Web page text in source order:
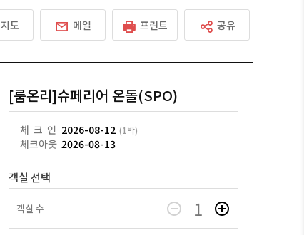
지도 메일 프린트 공유
[룸온리]슈페리어 온돌(SPO)
체크인
체크아웃
2026-08-12 (1박)
2026-08-13
객실 선택
객실 수 1